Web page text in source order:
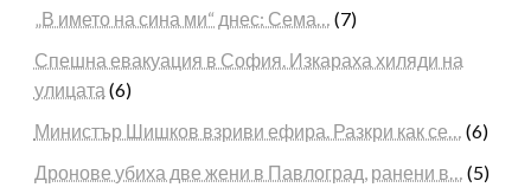
„В името на сина ми“ днес: Сема… (7)
Спешна евакуация в София. Изкараха хиляди на
улицата (6)
Министър Шишков взриви ефира. Разкри как се… (6)
Дронове убиха две жени в Павлоград, ранени в… (5)